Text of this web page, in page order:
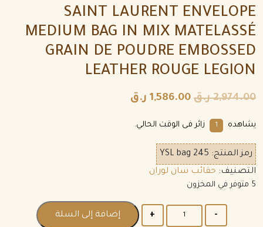
SAINT LAURENT ENVELOPE
MEDIUM BAG IN MIX MATELASSÉ
GRAIN DE POUDRE EMBOSSED
LEATHER ROUGE LEGION
2,974.00 ر.ق 1,586.00 ر.ق
يشاهده 8 زائر فى الوقت الحالي.
رمز المنتج: YSL bag 245
التصنيف: حقائب سان لوران
5 متوفر في المخزون
إضافة إلى السلة